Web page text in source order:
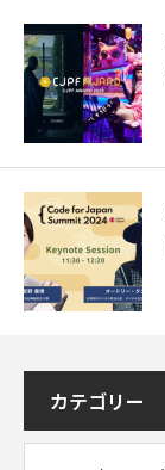
カテゴリー